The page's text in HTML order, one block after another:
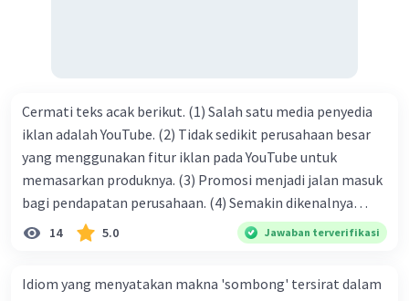
Cermati teks acak berikut. (1) Salah satu media penyedia
iklan adalah YouTube. (2) Tidak sedikit perusahaan besar
yang menggunakan fitur iklan pada YouTube untuk
memasarkan produknya. (3) Promosi menjadi jalan masuk
bagi pendapatan perusahaan. (4) Semakin dikenalnya
suatu produk oleh konsumen, semakin besar pula peluang
perusahaan kepada konsumen. Urutan yang tepat agar
14 5.0 Jawaban terverifikasi
Idiom yang menyatakan makna 'sombong' tersirat dalam